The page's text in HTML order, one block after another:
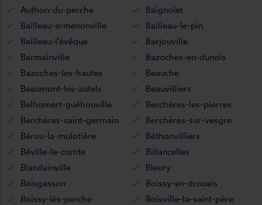
Authon-du-perche
Baignolet
Bailleau-armenonville
Bailleau-le-pin
Bailleau-l'évêque
Barjouville
Barmainville
Bazoches-en-dunois
Bazoches-les-hautes
Beauche
Beaumont-les-autels
Beauvilliers
Belhomert-guéhouville
Berchères-les-pierres
Berchères-saint-germain
Berchères-sur-vesgre
Bérou-la-mulotière
Béthonvilliers
Béville-le-comte
Billancelles
Blandainville
Bleury
Boisgasson
Boissy-en-drouais
Boissy-lès-perche
Boisville-la-saint-père